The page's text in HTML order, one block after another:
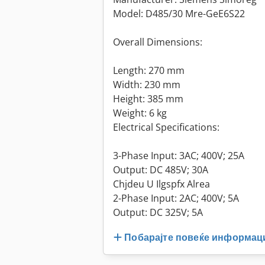
Model: D485/30 Mre-GeE6S22
Overall Dimensions:
Length: 270 mm
Width: 230 mm
Height: 385 mm
Weight: 6 kg
Electrical Specifications:
3-Phase Input: 3AC; 400V; 25A
Output: DC 485V; 30A
Chjdeu U Ilgspfx Alrea
2-Phase Input: 2AC; 400V; 5A
Output: DC 325V; 5A
Побарајте повеќе